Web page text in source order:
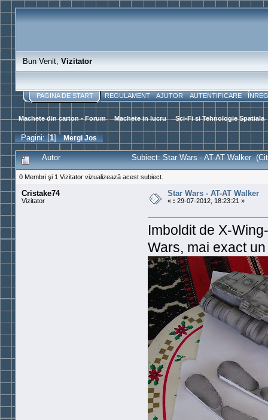
Bun Venit,Vizitator
PAGINA DE START REGULAMENT AJUTOR AUTENTIFICARE
Machete din carton - Forum> Machete in lucru> Sci-Fi si Tehnologie Spatiala
Pagini: [1]Mergi Jos
Autor Subiect: Star Wars - AT-AT Walker
0 Membri şi 1 Vizitator vizualizează acest subiect.
Cristake74
Vizitator
Star Wars - AT-AT Walker
« : 29-07-2012, 18:23:21 »
Imboldit de X-
Wars, mai exact